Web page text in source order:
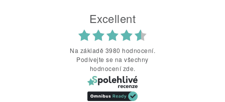
Excellent
Na základě 3980 hodnocení.
Podívejte se na všechny
hodnocení zde.